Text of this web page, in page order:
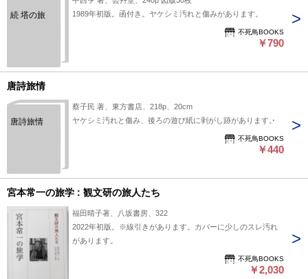
続 塔の旅
1989年初版。函付き。ヤケシミ汚れと傷みがあります。
不死鳥BOOKS
￥790
唐詩旅情
唐詩旅情
蔡子民 著、東方書店、218p、20cm
ヤケシミ汚れと傷み、後ろの遊び紙に剥がし跡があります。
不死鳥BOOKS
￥440
宮本常一の旅学 : 観文研の旅人たち
福田晴子著、八坂書房、322
2022年初版。※線引きがあります。カバーに少しのスレ汚れ
があります。
不死鳥BOOKS
￥2,030